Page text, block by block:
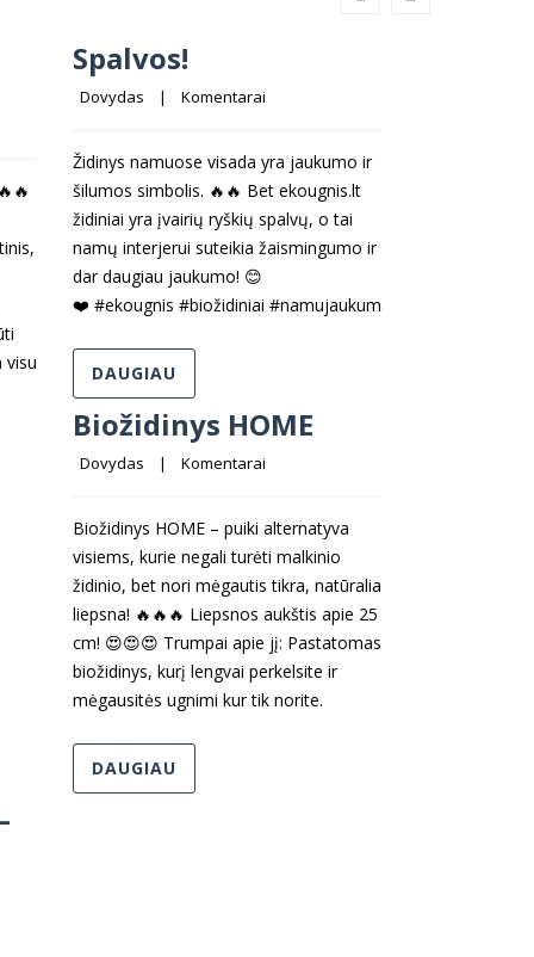
visu
Spalvos!
Dovydas
    |
Komentarai
Židinys namuose visada yra jaukumo ir
šilumos simbolis. 🔥🔥 Bet ekougnis.lt
židiniai yra įvairių ryškių spalvų, o tai
namų interjerui suteikia žaismingumo ir
dar daugiau jaukumo! 😊
❤️ #ekougnis #biožidiniai #namujaukumas #interjeras
DAUGIAU
Biožidinys HOME
Dovydas
    |
Komentarai
Biožidinys HOME – puiki alternatyva
visiems, kurie negali turėti malkinio
židinio, bet nori mėgautis tikra, natūralia
liepsna! 🔥🔥🔥 Liepsnos aukštis apie 25
cm! 😍😍😍 Trumpai apie jį: Pastatomas
biožidinys, kurį lengvai perkelsite ir
mėgausitės ugnimi kur tik norite.
DAUGIAU